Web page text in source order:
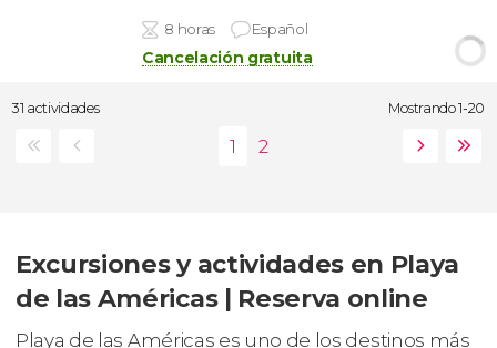
8 horas Español
Cancelación gratuita
31 actividades Mostrando 1-20
Excursiones y actividades en Playa
de las Américas | Reserva online
Playa de las Américas es uno de los destinos más